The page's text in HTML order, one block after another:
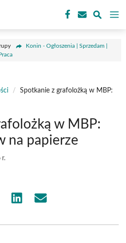
Konin - Ogłoszenia | Sprzedam |
/
Spotkanie z grafolożką w MBP:
w MBP:
na papierze
r.
Share Share